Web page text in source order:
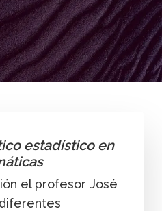
estadístico en
el profesor José